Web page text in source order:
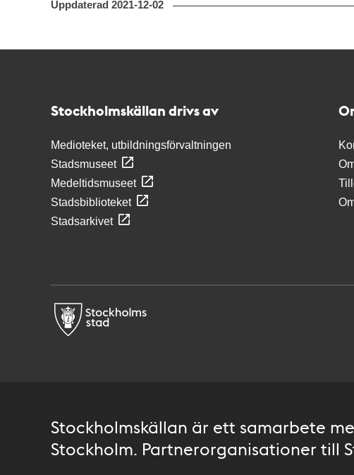
Uppdaterad 2021-12-02
Stockholmskällan drivs av
Medioteket, utbildningsförvaltningen
Stadsmuseet
Medeltidsmuseet
Stadsbiblioteket
Stadsarkivet
Stockholmskällan är ett samarbete
Stockholm. Partnerorganisationer till